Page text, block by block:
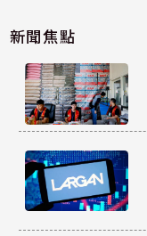
新聞焦點